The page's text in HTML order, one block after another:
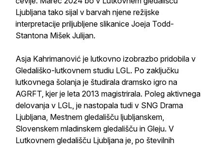
Ljubljana tako sijal v barvah njene režijske
interpretacije priljubljene slikanice Joeja Todd-
Stantona Mišek Julijan.
Asja Kahrimanović je lutkovno izobrazbo pridobila v
Gledališko-lutkovnem studiu LGL. Po zaključku
lutkovnega šolanja je študirala dramsko igro na
AGRFT, kjer je leta 2013 magistrirala. Poleg aktivnega
delovanja v LGL, je nastopala tudi v SNG Drama
Ljubljana, Mestnem gledališču ljubljanskem,
Slovenskem mladinskem gledališču in Gleju. V
Lutkovnem gledališču Ljubljana je, po številnih